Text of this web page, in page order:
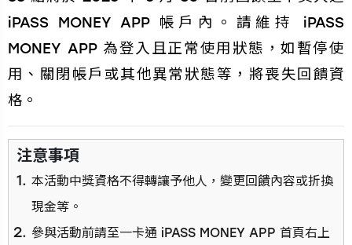
iPASS MONEY APP 帳戶內。請維持 iPASS
MONEY APP 為登入且正常使用狀態，如暫停使
用、關閉帳戶或其他異常狀態等，將喪失回饋資
格。
注意事項
本活動中獎資格不得轉讓予他人，變更回饋內容或折換
現金等。
參與活動前請至一卡通 iPASS MONEY APP 首頁右上